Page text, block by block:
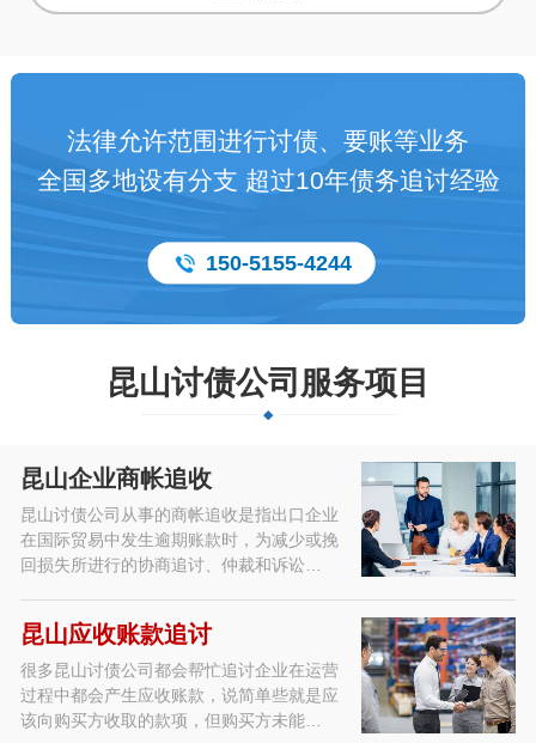
法律允许范围进行讨债、要账等业务
全国多地设有分支 超过10年债务追讨经验
150-5155-4244
昆山讨债公司服务项目
昆山企业商帐追收
昆山讨债公司从事的商帐追收是指出口企业
在国际贸易中发生逾期账款时，为减少或挽
回损失所进行的协商追讨、仲裁和诉讼…
昆山应收账款追讨
很多昆山讨债公司都会帮忙追讨企业在运营
过程中都会产生应收账款，说简单些就是应
该向购买方收取的款项，但购买方未能…